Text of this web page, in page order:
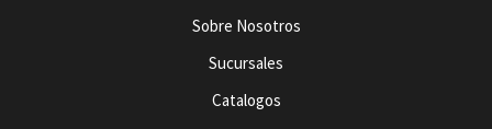
Sobre Nosotros
Sucursales
Catalogos